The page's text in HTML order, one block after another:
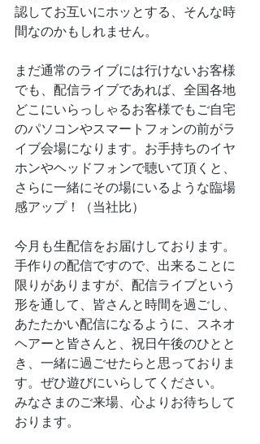
認してお互いにホッとする、そんな時
間なのかもしれません。
まだ通常のライブには行けないお客様
でも、配信ライブであれば、全国各地
どこにいらっしゃるお客様でもご自宅
のパソコンやスマートフォンの前がラ
イブ会場になります。お手持ちのイヤ
ホンやヘッドフォンで聴いて頂くと、
さらに一緒にその場にいるような臨場
感アップ！（当社比）
今月も生配信をお届けしております。
手作りの配信ですので、出来ることに
限りがありますが、配信ライブという
形を通して、皆さんと時間を過ごし、
あたたかい配信になるように、スネオ
ヘアーと皆さんと、祝日午後のひとと
き、一緒に過ごせたらと思っておりま
す。ぜひ遊びにいらしてください。
みなさまのご来場、心よりお待ちして
おります。